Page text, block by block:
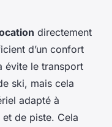
directement
d’un confort
évite le transport
ski, mais cela
adapté à
de piste. Cela